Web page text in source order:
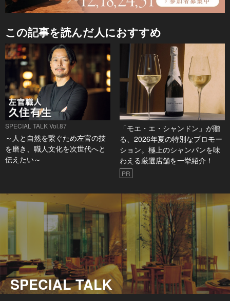
この記事を読んだ人におすすめ
SPECIAL TALK Vol.87
～人と自然を繋ぐため左官の技
を磨き、職人文化を次世代へと
伝えたい～
「モエ・エ・シャンドン」が贈
る、2026年夏の特別なプロモー
ション。極上のシャンパンを味
わえる厳選店舗を一挙紹介！
PR
SPECIAL TALK